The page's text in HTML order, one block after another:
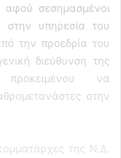
σεσημασμένοι
στην υπηρεσία του
την προεδρία του
διεύθυνση της
να
στην
της Ν.Δ.